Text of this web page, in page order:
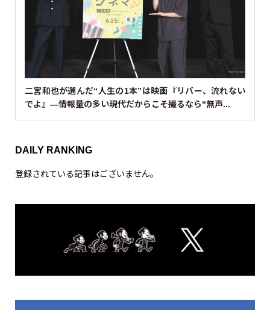
二宮和也が選んだ“人生の1本”は映画『リバー、流れない
でよ』—情報量の多い現代だからこそ撮るなら“無声...
DAILY RANKING
登録されている記事はございません。